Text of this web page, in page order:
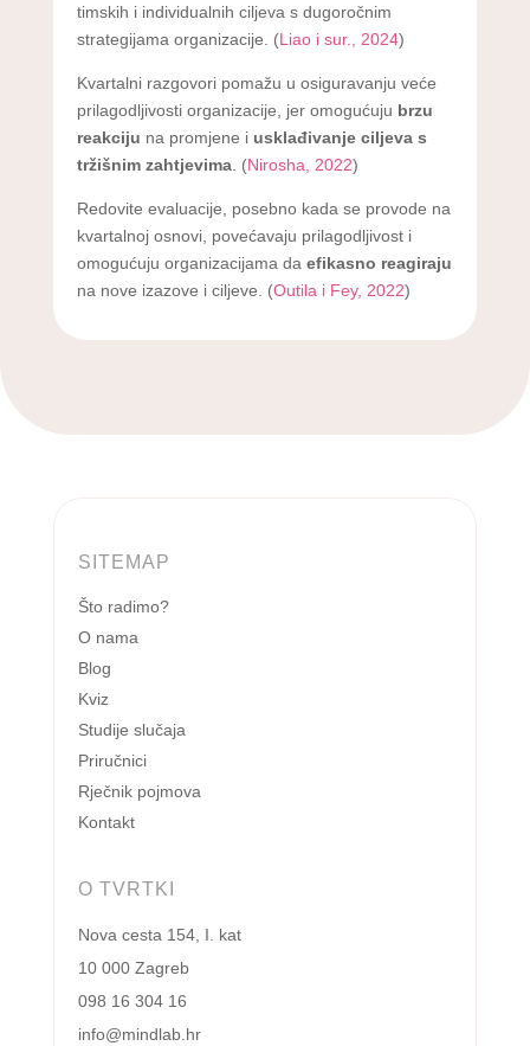
timskih i individualnih ciljeva s dugoročnim
strategijama organizacije. (Liao i sur., 2024)
Kvartalni razgovori pomažu u osiguravanju veće
prilagodljivosti organizacije, jer omogućuju brzu
reakciju na promjene i usklađivanje ciljeva s
tržišnim zahtjevima. (Nirosha, 2022)
Redovite evaluacije, posebno kada se provode na
kvartalnoj osnovi, povećavaju prilagodljivost i
omogućuju organizacijama da efikasno reagiraju
na nove izazove i ciljeve. (Outila i Fey, 2022)
SITEMAP
Što radimo?
O nama
Blog
Kviz
Studije slučaja
Priručnici
Rječnik pojmova
Kontakt
O TVRTKI
Nova cesta 154, I. kat
10 000 Zagreb
098 16 304 16
info@mindlab.hr